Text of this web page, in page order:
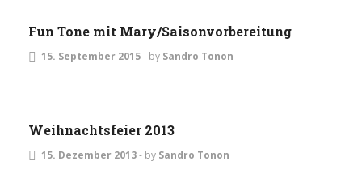
Fun Tone mit Mary/Saisonvorbereitung
15. September 2015- by Sandro Tonon
Weihnachtsfeier 2013
15. Dezember 2013- by Sandro Tonon